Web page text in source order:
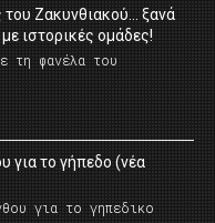
Ζακυνθιακού… ξανά
ιστορικές ομάδες!
τη φανέλα του
για το γήπεδο (νέα
για το γηπεδικο